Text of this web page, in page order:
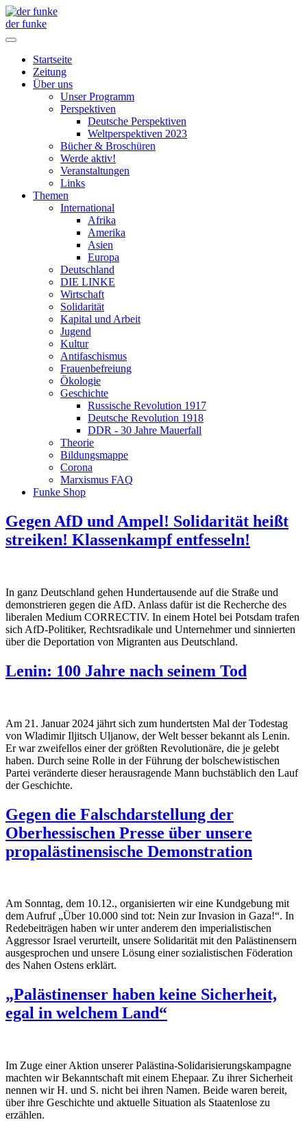
der funke
Startseite
Zeitung
Über uns
Unser Programm
Perspektiven
Deutsche Perspektiven
Weltperspektiven 2023
Bücher & Broschüren
Werde aktiv!
Veranstaltungen
Links
Themen
International
Afrika
Amerika
Asien
Europa
Deutschland
DIE LINKE
Wirtschaft
Solidarität
Kapital und Arbeit
Jugend
Kultur
Antifaschismus
Frauenbefreiung
Ökologie
Geschichte
Russische Revolution 1917
Deutsche Revolution 1918
DDR - 30 Jahre Mauerfall
Theorie
Bildungsmappe
Corona
Marxismus FAQ
Funke Shop
Gegen AfD und Ampel! Solidarität heißt
streiken! Klassenkampf entfesseln!
In ganz Deutschland gehen Hundertausende auf die Straße und
demonstrieren gegen die AfD. Anlass dafür ist die Recherche des
liberalen Medium CORRECTIV. In einem Hotel bei Potsdam trafen
sich AfD-Politiker, Rechtsradikale und Unternehmer und sinnierten
über die Deportation von Migranten aus Deutschland.
Lenin: 100 Jahre nach seinem Tod
Am 21. Januar 2024 jährt sich zum hundertsten Mal der Todestag
von Wladimir Iljitsch Uljanow, der Welt besser bekannt als Lenin.
Er war zweifellos einer der größten Revolutionäre, die je gelebt
haben. Durch seine Rolle in der Führung der bolschewistischen
Partei veränderte dieser herausragende Mann buchstäblich den Lauf
der Geschichte.
Gegen die Falschdarstellung der
Oberhessischen Presse über unsere
propalästinensische Demonstration
Am Sonntag, dem 10.12., organisierten wir eine Kundgebung mit
dem Aufruf „Über 10.000 sind tot: Nein zur Invasion in Gaza!“. In
Redebeiträgen haben wir unter anderem den imperialistischen
Aggressor Israel verurteilt, unsere Solidarität mit den Palästinensern
ausgesprochen und unsere Lösung einer sozialistischen Föderation
des Nahen Ostens erklärt.
„Palästinenser haben keine Sicherheit,
egal in welchem Land“
Im Zuge einer Aktion unserer Palästina-Solidarisierungskampagne
machten wir Bekanntschaft mit einem Ehepaar. Zu ihrer Sicherheit
nennen wir H. und S. nicht bei ihren Namen. Beide waren bereit,
über ihre Geschichte und aktuelle Situation als Staatenlose zu
erzählen.